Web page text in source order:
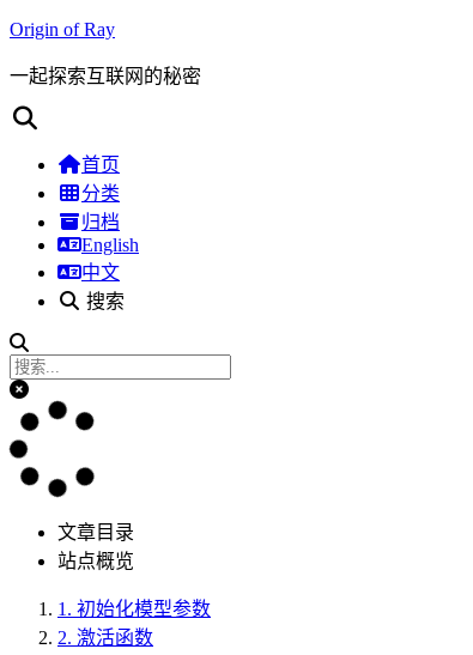
Origin of Ray
一起探索互联网的秘密
首页
分类
归档
English
中文
搜索
文章目录
站点概览
1. 初始化模型参数
2. 激活函数